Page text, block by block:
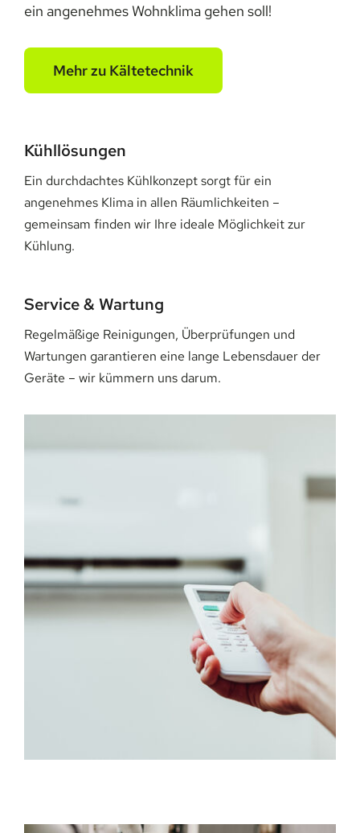
ein angenehmes Wohnklima gehen soll!
Mehr zu Kältetechnik
Kühllösungen
Ein durchdachtes Kühlkonzept sorgt für ein
angenehmes Klima in allen Räumlichkeiten –
gemeinsam finden wir Ihre ideale Möglichkeit zur
Kühlung.
Service & Wartung
Regelmäßige Reinigungen, Überprüfungen und
Wartungen garantieren eine lange Lebensdauer der
Geräte – wir kümmern uns darum.